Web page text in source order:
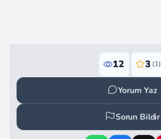
12 3 (1)
Yorum Yaz
Sorun Bildir